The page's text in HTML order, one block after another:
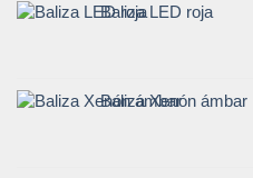
Baliza LED roja
Baliza Xenón ámbar